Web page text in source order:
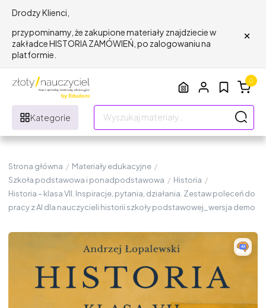
Drodzy Klienci,
przypominamy, że zakupione materiały znajdziecie w
zakładce HISTORIA ZAMÓWIEŃ, po zalogowaniu na
platformie.
×
Kategorie
0
Strona główna / Materiały edukacyjne /
Szkoła podstawowa i ponadpodstawowa / Historia /
Historia – klasa VII. Inspiracje, pytania, działania. Zestaw poleceń do
pracy z AI dla nauczycieli historii szkoły podstawowej_wersja demo